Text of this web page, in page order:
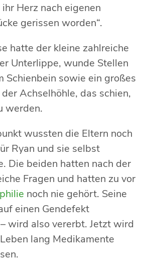
Herz nach eigenen
gerissen worden“.
hatte der kleine zahlreiche
Unterlippe, wunde Stellen
Schienbein sowie ein großes
Achselhöhle, das schien,
werden.
wussten die Eltern noch
Ryan und sie selbst
Die beiden hatten nach der
Fragen und hatten zu vor
noch nie gehört. Seine
einen Gendefekt
wird also vererbt. Jetzt wird
lang Medikamente